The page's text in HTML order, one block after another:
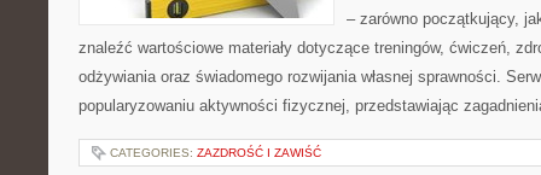
– zarówno początkujący,
znaleźć wartościowe materiały dotyczące treningów, ćwiczeń,
odżywiania oraz świadomego rozwijania własnej sprawności.
popularyzowaniu aktywności fizycznej, przedstawiając
CATEGORIES: ZAZDROŚĆ I ZAWIŚĆ